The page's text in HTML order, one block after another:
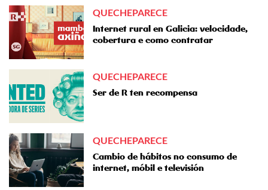
QUECHEPARECE
Internet rural en Galicia: velocidade,
cobertura e como contratar
QUECHEPARECE
Ser de R ten recompensa
QUECHEPARECE
Cambio de hábitos no consumo de
internet, móbil e televisión